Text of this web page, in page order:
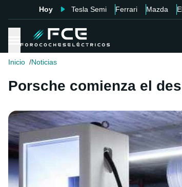
Hoy Tesla Semi Ferrari Mazda
Inicio Noticias
Porsche comienza el